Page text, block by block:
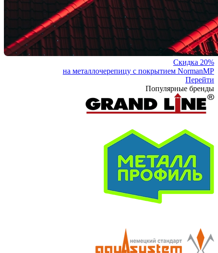
Скидка 20%
на металлочерепицу с покрытием NormanMP
Перейти
Популярные бренды